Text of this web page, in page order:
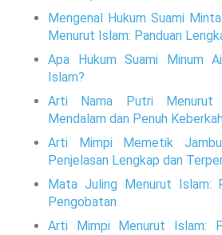
Mengenal Hukum Suami
Menurut Islam: Panduan
Apa Hukum Suami Minum
Islam?
Arti Nama Putri Menurut
Mendalam dan Penuh
Arti Mimpi Memetik
Penjelasan Lengkap dan
Mata Juling Menurut Islam:
Pengobatan
Arti Mimpi Menurut Islam: